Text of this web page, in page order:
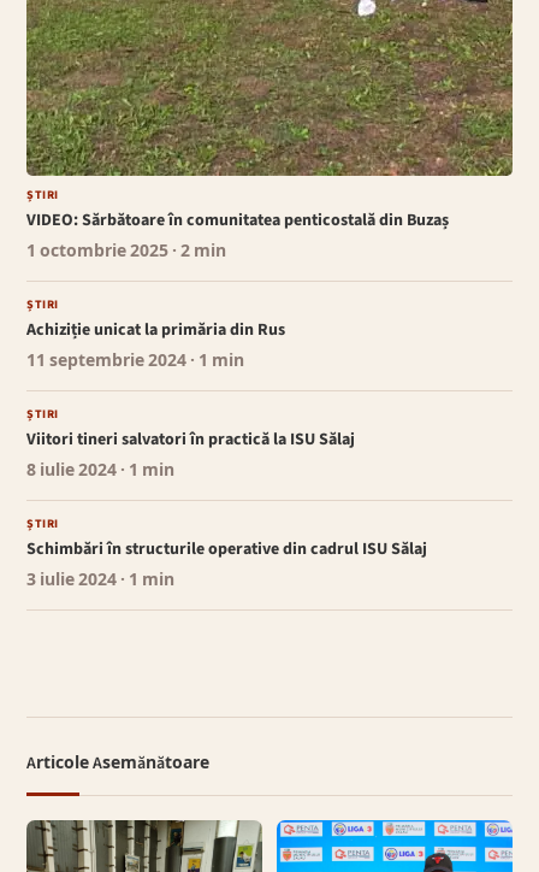
ȘTIRI
VIDEO: Sărbătoare în comunitatea penticostală din Buzaș
1 octombrie 2025 · 2 min
ȘTIRI
Achiziție unicat la primăria din Rus
11 septembrie 2024 · 1 min
ȘTIRI
Viitori tineri salvatori în practică la ISU Sălaj
8 iulie 2024 · 1 min
ȘTIRI
Schimbări în structurile operative din cadrul ISU Sălaj
3 iulie 2024 · 1 min
Articole Asemănătoare